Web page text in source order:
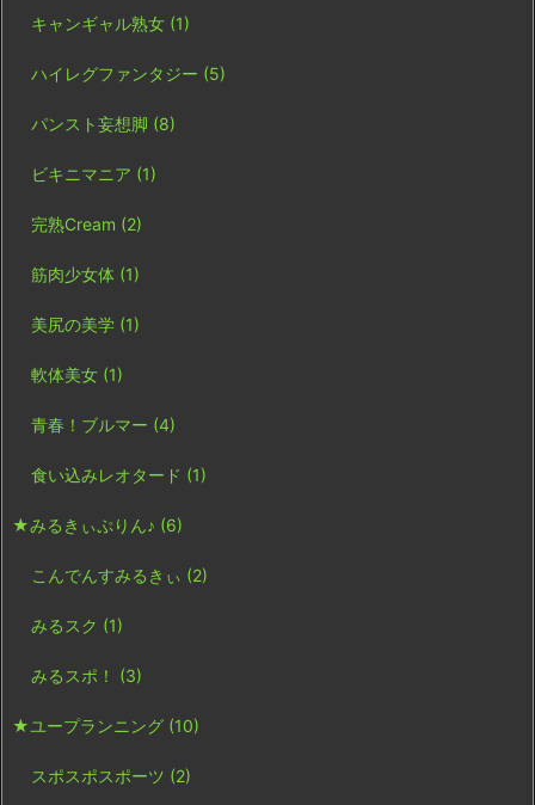
キャンギャル熟女 (1)
ハイレグファンタジー (5)
パンスト妄想脚 (8)
ビキニマニア (1)
完熟Cream (2)
筋肉少女体 (1)
美尻の美学 (1)
軟体美女 (1)
青春！ブルマー (4)
食い込みレオタード (1)
★みるきぃぷりん♪ (6)
こんでんすみるきぃ (2)
みるスク (1)
みるスポ！ (3)
★ユープランニング (10)
スポスポスポーツ (2)